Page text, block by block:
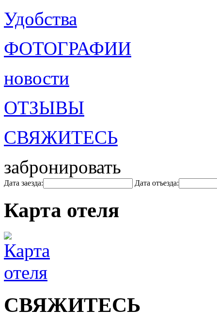
Удобства
ФОТОГРАФИИ
новости
ОТЗЫВЫ
СВЯЖИТЕСЬ
забронировать
Дата заезда: Дата отъезда:
Карта отеля
СВЯЖИТЕСЬ